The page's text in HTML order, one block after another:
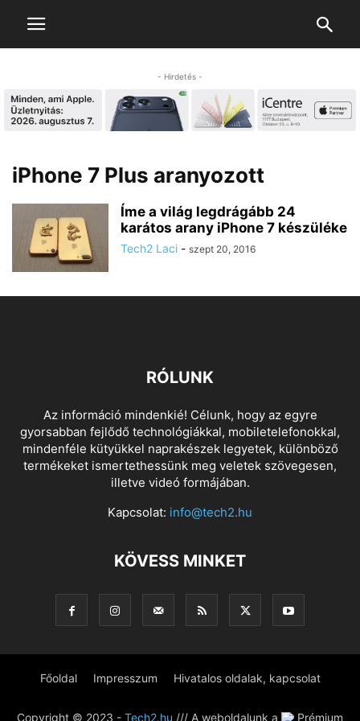
- Hirdetés -
iPhone 7 Plus aranyozott
Íme a világ legdrágább 24
karátos arany iPhone 7 készüléke
Tech2 Laci - szept 20, 2016
RÓLUNK
Az információ mindenkié! Célunk, hogy az egyre
gyorsabban fejlődő technológiákkal, mobiletelefonokkal,
mindenféle kütyükkel naprakészek legyetek, különböző
termékeket ismertethessünk meg veletek szövegesen,
illetve videó formájában.
Kapcsolat: info@tech2.hu
KÖVESS MINKET
Főoldal Impresszum Hivatalos oldalak, kapcsolat
Copyright © 2023 - Tech2.hu /// A weboldalunk a Prémium